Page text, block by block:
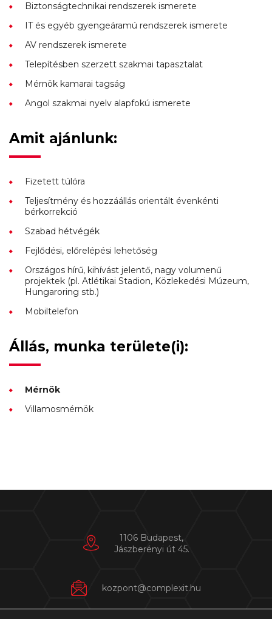
Biztonságtechnikai rendszerek ismerete
IT és egyéb gyengeáramú rendszerek ismerete
AV rendszerek ismerete
Telepítésben szerzett szakmai tapasztalat
Mérnök kamarai tagság
Angol szakmai nyelv alapfokú ismerete
Amit ajánlunk:
Fizetett túlóra
Teljesítmény és hozzáállás orientált évenkénti
bérkorrekció
Szabad hétvégék
Fejlődési, előrelépési lehetőség
Országos hírű, kihívást jelentő, nagy volumenű
projektek (pl. Atlétikai Stadion, Közlekedési Múzeum,
Hungaroring stb.)
Mobiltelefon
Állás, munka területe(i):
Mérnök
Villamosmérnök
1106 Budapest,
Jászberényi út 45.
kozpont@complexit.hu